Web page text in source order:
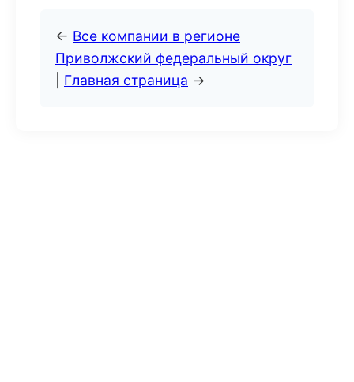
← Все компании в регионе
Приволжский федеральный округ
Главная страница →